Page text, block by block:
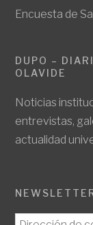
Encuesta de
DUPO –
OLAVIDE
Noticias
entrevistas,
actualidad